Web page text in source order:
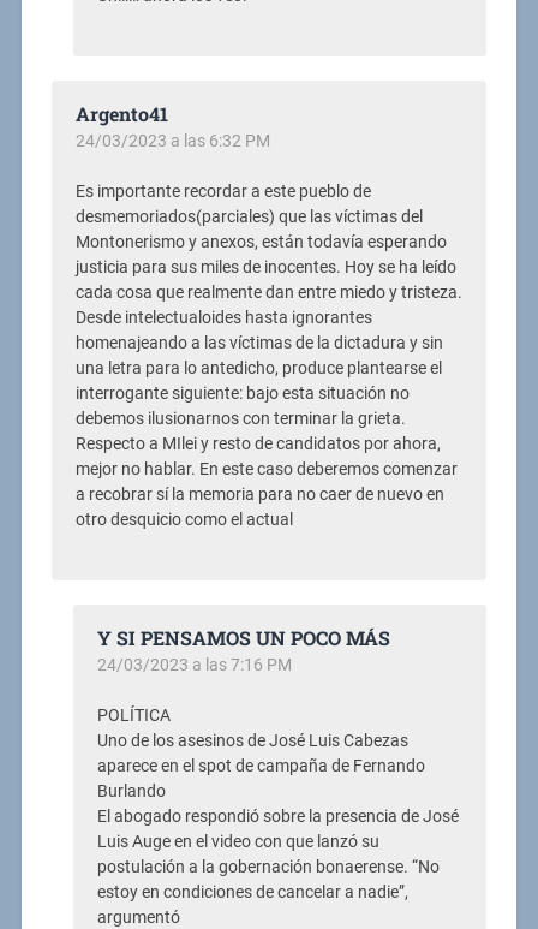
Argento41
24/03/2023 a las 6:32 PM
Es importante recordar a este pueblo de
desmemoriados(parciales) que las víctimas del
Montonerismo y anexos, están todavía esperando
justicia para sus miles de inocentes. Hoy se ha leído
cada cosa que realmente dan entre miedo y tristeza.
Desde intelectualoides hasta ignorantes
homenajeando a las víctimas de la dictadura y sin
una letra para lo antedicho, produce plantearse el
interrogante siguiente: bajo esta situación no
debemos ilusionarnos con terminar la grieta.
Respecto a MIlei y resto de candidatos por ahora,
mejor no hablar. En este caso deberemos comenzar
a recobrar sí la memoria para no caer de nuevo en
otro desquicio como el actual
Y SI PENSAMOS UN POCO MÁS
24/03/2023 a las 7:16 PM
POLÍTICA
Uno de los asesinos de José Luis Cabezas
aparece en el spot de campaña de Fernando
Burlando
El abogado respondió sobre la presencia de José
Luis Auge en el video con que lanzó su
postulación a la gobernación bonaerense. “No
estoy en condiciones de cancelar a nadie”,
argumentó